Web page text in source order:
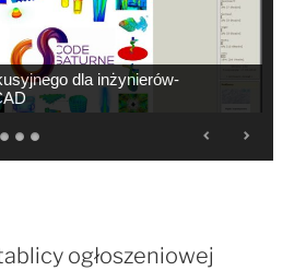
- wolne ładunki , wolne pojazdy
ogłoszeniowej